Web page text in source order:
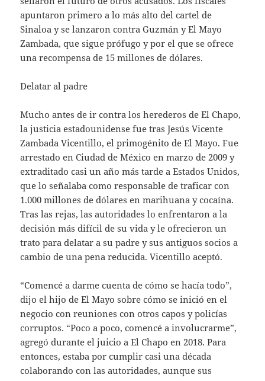
apuntaron primero a lo más alto del cartel de
Sinaloa y se lanzaron contra Guzmán y El Mayo
Zambada, que sigue prófugo y por el que se ofrece
una recompensa de 15 millones de dólares.
Delatar al padre
Mucho antes de ir contra los herederos de El Chapo,
la justicia estadounidense fue tras Jesús Vicente
Zambada Vicentillo, el primogénito de El Mayo. Fue
arrestado en Ciudad de México en marzo de 2009 y
extraditado casi un año más tarde a Estados Unidos,
que lo señalaba como responsable de traficar con
1.000 millones de dólares en marihuana y cocaína.
Tras las rejas, las autoridades lo enfrentaron a la
decisión más difícil de su vida y le ofrecieron un
trato para delatar a su padre y sus antiguos socios a
cambio de una pena reducida. Vicentillo aceptó.
“Comencé a darme cuenta de cómo se hacía todo”,
dijo el hijo de El Mayo sobre cómo se inició en el
negocio con reuniones con otros capos y policías
corruptos. “Poco a poco, comencé a involucrarme”,
agregó durante el juicio a El Chapo en 2018. Para
entonces, estaba por cumplir casi una década
colaborando con las autoridades, aunque sus